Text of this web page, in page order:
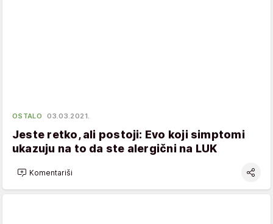
OSTALO 03.03.2021.
Jeste retko, ali postoji: Evo koji simptomi
ukazuju na to da ste alergični na LUK
Komentariši